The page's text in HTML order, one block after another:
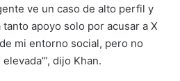
ve un caso de alto perfil y
tanto apoyo solo por acusar a X
mi entorno social, pero no
dijo Khan.